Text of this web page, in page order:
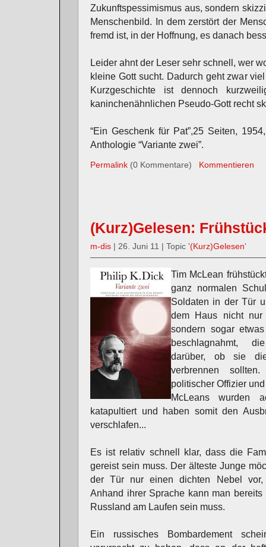
Zukunftspessimismus aus, sondern
Menschenbild. In dem zerstört der
fremd ist, in der Hoffnung, es danach
Leider ahnt der Leser sehr schnell, wer
kleine Gott sucht. Dadurch geht zwar
Kurzgeschichte ist dennoch
kaninchenähnlichen Pseudo-Gott recht
“Ein Geschenk für Pat”,25 Seiten,
Anthologie “Variante zwei”.
Permalink (0 Kommentare) Kommentieren
(Kurz)Gelesen:
m-dis | 26. Juni 11 | Topic '(Kurz)Gelesen'
Tim McLean
ganz normalen
Soldaten in der Tür
dem Haus nicht
sondern sogar
beschlagnahmt,
darüber, ob sie
verbrennen
politischer Offizier
McLeans wurden
katapultiert und haben somit den
verschlafen...
Es ist relativ schnell klar, dass die
gereist sein muss. Der älteste Junge
der Tür nur einen dichten Nebel vor,
Anhand ihrer Sprache kann man
Russland am Laufen sein muss.
Ein russisches Bombardement